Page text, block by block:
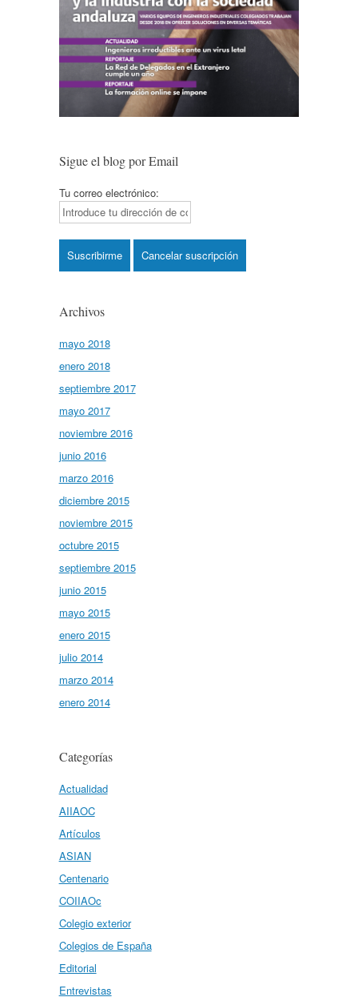
Sigue el blog por Email
Tu correo electrónico:
Archivos
mayo 2018
enero 2018
septiembre 2017
mayo 2017
noviembre 2016
junio 2016
marzo 2016
diciembre 2015
noviembre 2015
octubre 2015
septiembre 2015
junio 2015
mayo 2015
enero 2015
julio 2014
marzo 2014
enero 2014
Categorías
Actualidad
AIIAOC
Artículos
ASIAN
Centenario
COIIAOc
Colegio exterior
Colegios de España
Editorial
Entrevistas